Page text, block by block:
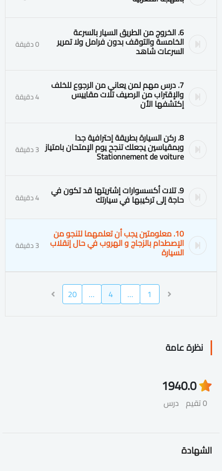
6. الخروج من الطريق السيار بالسرعة
الخامسة والتوقف بدون فرامل ولا تمرير
السرعات شاهد 0 دقيقة
7. درس مهم لمن يعاني من الرجوع للخلف
والإقتراب من الرصيف تلات مقاييس
إكتشفها الأن 4 دقيقة
8. ركن السيارة بطريقة إحترافية جدا
وبمقياسين يجعلك تنجح يوم الإمتحان بامتياز
Stationnement de voiture 3 دقيقة
9. تلات أكسسوارات إشتريتها قد تكون في
حاجة إلى تركيبها في سيارتك 4 دقيقة
10. معلومتين يجب أن تعلمهما لتنجو من
الإصطدام بالزجاج و الهروب في حال إنقلاب
السيارة 3 دقيقة
1
…
4
…
20
نظرة عامة
0.0
0 تقيم
194
درس
الشهادة